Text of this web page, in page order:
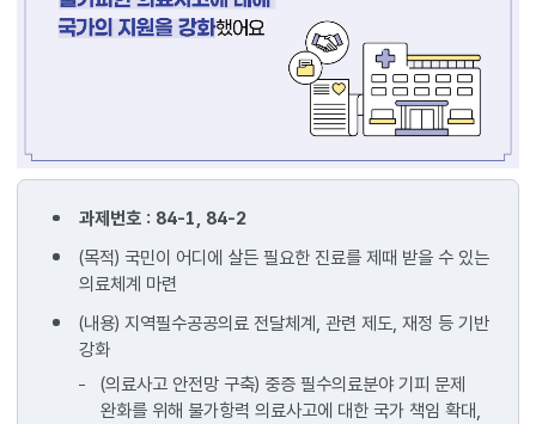
아프면
필요한
있어야겠죠?
보건복지부는
과제번호 : 84-1, 84-2
(목적) 국민이 어디에 살든 필요한 진료를 제때 받을 수 있는
의료체계 마련
(내용) 지역필수공공의료 전달체계, 관련 제도, 재정 등 기반
강화
(의료사고 안전망 구축) 중증 필수의료분야 기피 문제
완화를 위해 불가항력 의료사고에 대한 국가 책임 확대,